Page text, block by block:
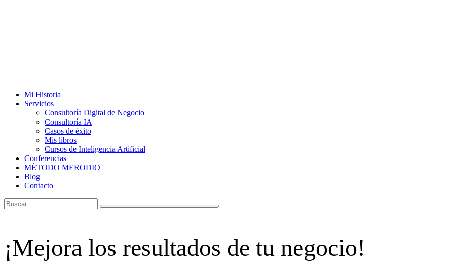
Mi Historia
Servicios
Consultoría Digital de Negocio
Consultoría IA
Casos de éxito
Mis libros
Cursos de Inteligencia Artificial
Conferencias
MÉTODO MERODIO
Blog
Contacto
¡Mejora los resultados de tu negocio!